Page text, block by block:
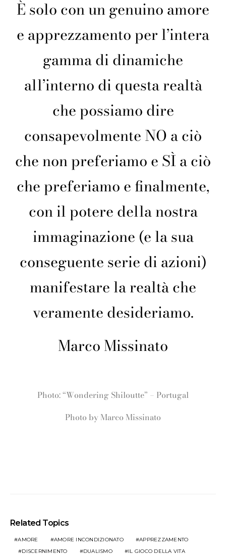
È solo con un genuino amore
e apprezzamento per l’intera
gamma di dinamiche
all’interno di questa realtà
che possiamo dire
consapevolmente NO a ciò
che non preferiamo e SÌ a ciò
che preferiamo e finalmente,
con il potere della nostra
immaginazione (e la sua
conseguente serie di azioni)
manifestare la realtà che
veramente desideriamo.
Marco Missinato
Photo: “Wondering Shiloutte” – Portugal
Photo by Marco Missinato
Related Topics
AMORE AMORE INCONDIZIONATO
APPREZZAMENTO
DISCERNIMENTO
DUALISMO
IL GIOCO DELLA VITA